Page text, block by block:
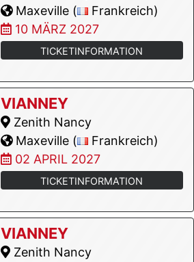
Maxeville (
Frankreich)
10 MÄRZ 2027
TICKETINFORMATION
VIANNEY
Zenith Nancy
Maxeville (
Frankreich)
02 APRIL 2027
TICKETINFORMATION
VIANNEY
Zenith Nancy